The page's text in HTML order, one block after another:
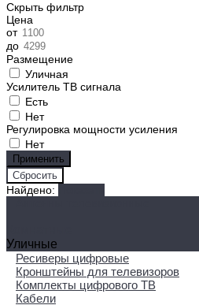
Скрыть фильтр
Цена
от
до
Размещение
Уличная
Усилитель ТВ сигнала
Есть
Нет
Регулировка мощности усиления
Нет
Найдено:
Уличные
Ресиверы цифровые
Кронштейны для телевизоров
Комплекты цифрового ТВ
Кабели